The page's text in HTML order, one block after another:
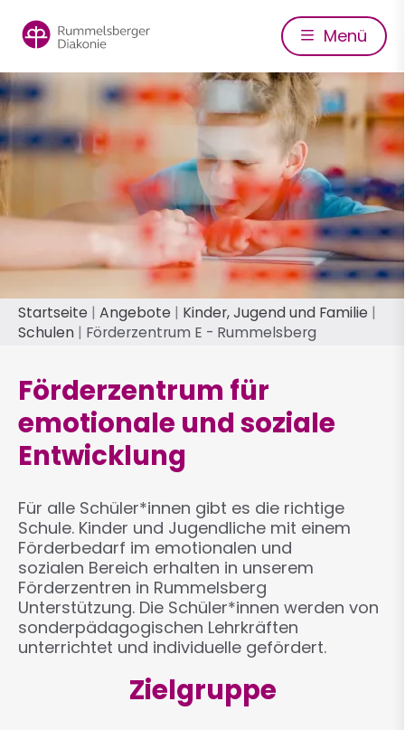
zum
Inhalt
Menü
Pfadnavigation
Startseite Angebote
Kinder, Jugend und Familie
Schulen
Förderzentrum E - Rummelsberg
Förderzentrum für
emotionale und soziale
Entwicklung
Für alle Schüler*innen gibt es die richtige
Schule. Kinder und Jugendliche mit einem
Förderbedarf im emotionalen und
sozialen Bereich erhalten in unserem
Förderzentren in Rummelsberg
Unterstützung. Die Schüler*innen werden von
sonderpädagogischen Lehrkräften
unterrichtet und individuelle gefördert.
Zielgruppe